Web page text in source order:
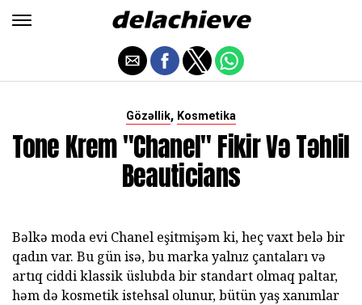
Gözəllik, Kosmetika
Tone Krem "Chanel" Fikir Və Təhlil
Beauticians
Bəlkə moda evi Chanel eşitmişəm ki, heç vaxt belə bir
qadın var. Bu gün isə, bu marka yalnız çantaları və
artıq ciddi klassik üslubda bir standart olmaq paltar,
həm də kosmetik istehsal olunur, bütün yaş xanımlar